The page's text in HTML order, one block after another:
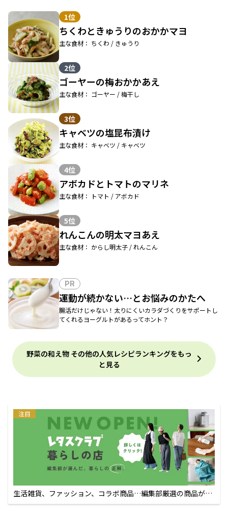
1位
ちくわときゅうりのおかかマヨ
主な食材： ちくわ / きゅうり
2位
ゴーヤーの梅おかかあえ
主な食材： ゴーヤー / 梅干し
3位
キャベツの塩昆布漬け
主な食材： キャベツ / キャベツ
4位
アボカドとトマトのマリネ
主な食材： トマト / アボカド
5位
れんこんの明太マヨあえ
主な食材： からし明太子 / れんこん
PR
運動が続かない…とお悩みのかたへ
腸活だけじゃない！太りにくいカラダづくりをサポートし
てくれるヨーグルトがあるってホント？
野菜の和え物 その他の人気レシピランキングをもっ
と見る
注目
生活雑貨、ファッション、コラボ商品…編集部厳選の商品が買
えるECサイト